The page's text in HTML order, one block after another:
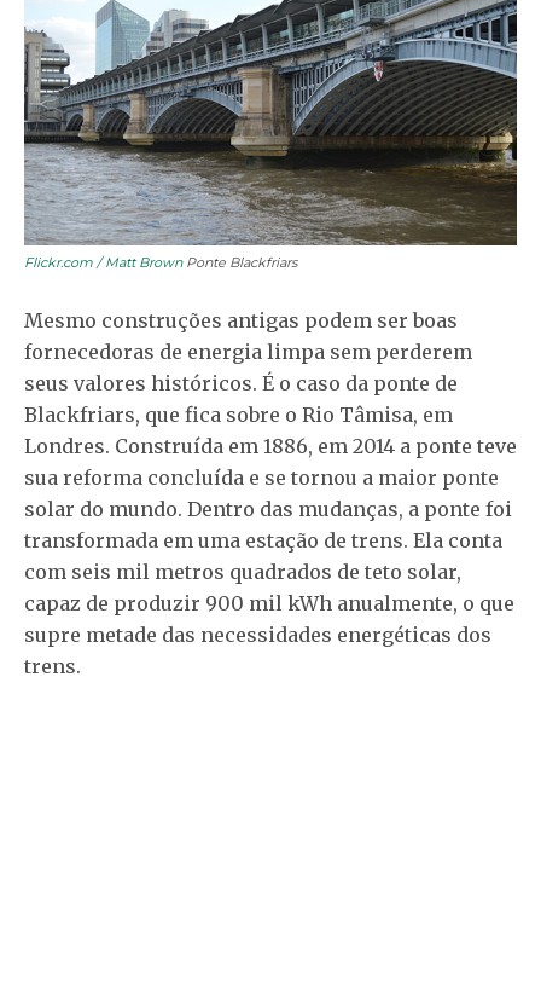
Flickr.com / Matt BrownPonte Blackfriars
Mesmo construções antigas podem ser boas
fornecedoras de energia limpa sem perderem
seus valores históricos. É o caso da ponte de
Blackfriars, que fica sobre o Rio Tâmisa, em
Londres. Construída em 1886, em 2014 a ponte teve
sua reforma concluída e se tornou a maior ponte
solar do mundo. Dentro das mudanças, a ponte foi
transformada em uma estação de trens. Ela conta
com seis mil metros quadrados de teto solar,
capaz de produzir 900 mil kWh anualmente, o que
supre metade das necessidades energéticas dos
trens.